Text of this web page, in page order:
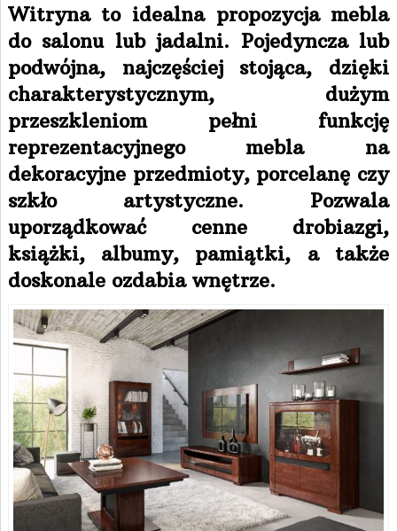
Witryna to idealna propozycja mebla
do salonu lub jadalni. Pojedyncza lub
podwójna, najczęściej stojąca, dzięki
charakterystycznym, dużym
przeszkleniom pełni funkcję
reprezentacyjnego mebla na
dekoracyjne przedmioty, porcelanę czy
szkło artystyczne. Pozwala
uporządkować cenne drobiazgi,
książki, albumy, pamiątki, a także
doskonale ozdabia wnętrze.